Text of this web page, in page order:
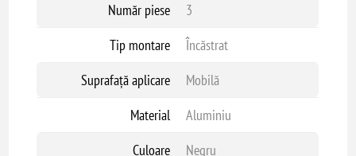
Număr piese
3
Tip montare
Încăstrat
Suprafață aplicare
Mobilă
Material
Aluminiu
Culoare
Negru